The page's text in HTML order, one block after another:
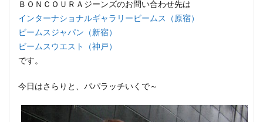
ＢＯＮＣＯＵＲＡジーンズのお問い合わせ先は
インターナショナルギャラリービームス（原宿）
ビームスジャパン（新宿）
ビームスウエスト（神戸）
です。
今日はさらりと、パパラッチいくで～